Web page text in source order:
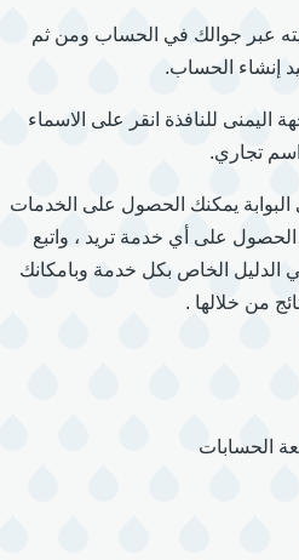
عبر جوالك في الحساب ومن ثم
إنشاء الحساب.
اليمنى للنافذة انقر على الاسماء
اسم تجاري.
يمكنك الحصول على الخدمات
الحصول على أي خدمة تريد ، واتبع
الدليل الخاص بكل خدمة وبامكانك
من خلالها .
الحسابات